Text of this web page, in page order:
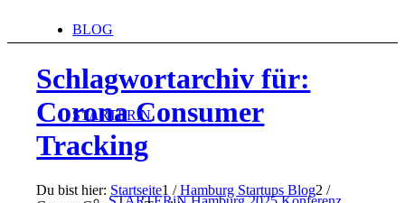
BLOG
STARTERiN
Schlagwortarchiv für:
Corona Consumer
Tracking
Du bist hier: Startseite1 / Hamburg Startups Blog2 /